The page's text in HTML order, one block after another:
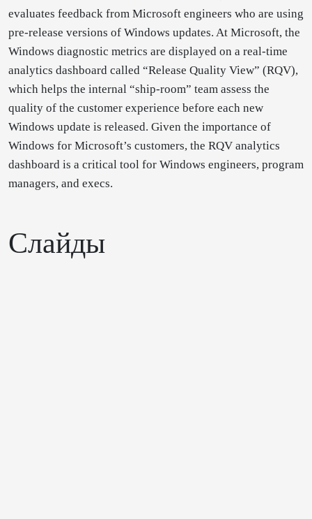
evaluates feedback from Microsoft engineers who are using
pre-release versions of Windows updates. At Microsoft, the
Windows diagnostic metrics are displayed on a real-time
analytics dashboard called “Release Quality View” (RQV),
which helps the internal “ship-room” team assess the
quality of the customer experience before each new
Windows update is released. Given the importance of
Windows for Microsoft’s customers, the RQV analytics
dashboard is a critical tool for Windows engineers, program
managers, and execs.
Слайды